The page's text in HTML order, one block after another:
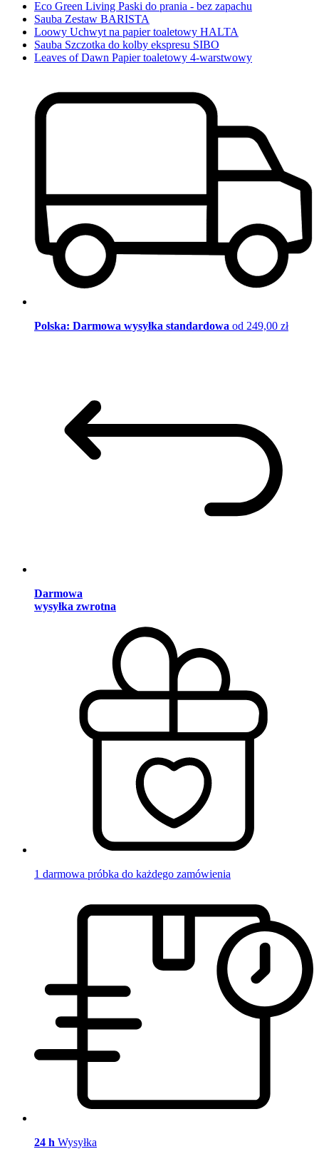
Eco Green Living Paski do prania - bez zapachu
Sauba Zestaw BARISTA
Loowy Uchwyt na papier toaletowy HALTA
Sauba Szczotka do kolby ekspresu SIBO
Leaves of Dawn Papier toaletowy 4-warstwowy
Polska: Darmowa wysyłka standardowa od 249,00 zł
Darmowa
wysyłka zwrotna
1 darmowa próbka do każdego zamówienia
24 h Wysyłka